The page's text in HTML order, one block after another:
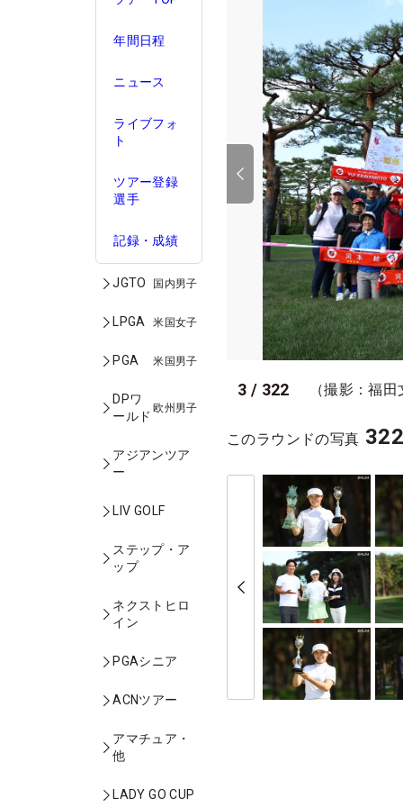
年間日程
ニュース
ライブフォ
ト
ツアー登録
選手
記録・成績
JGTO 国内男子
LPGA 米国女子
PGA 米国男子
DPワ
ールド
欧州男子
アジアンツア
ー
LIV GOLF
ステップ・ア
ップ
ネクストヒロ
イン
PGAシニア
ACNツアー
アマチュア・
他
LADY GO CUP
3 / 322 （撮影：福
このラウンドの写真